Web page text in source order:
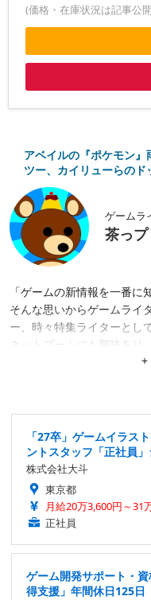
(価格・在庫状況は記事公
アベイルの『ポケモン』
ツー、カイリューらの
ゲームラ
茶っ
「ゲームの新情報を一番に
そんな思いからゲームライ
ー、時々特集ライターとし
ネットブームにも興味あり。
「27卒」ゲームイラス
ントスタッフ「正社員
株式会社大斗
東京都
月給20万3,600円～31
正社員
ゲーム開発サポート・
得支援」年間休日125日